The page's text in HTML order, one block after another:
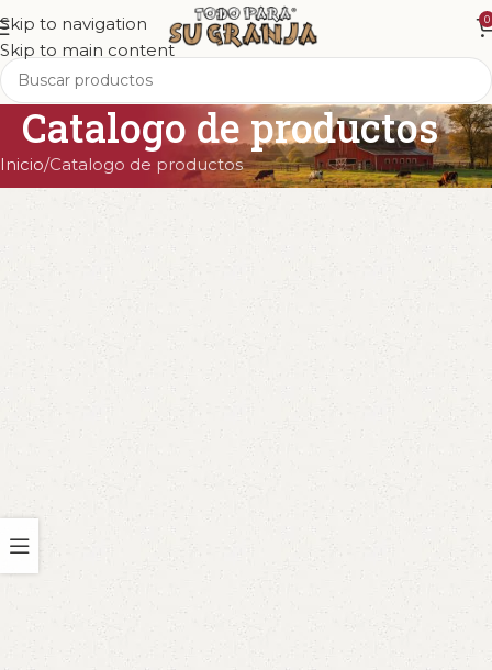
Skip to navigation
Skip to main content
0
Catalogo de productos
Inicio Catalogo de productos